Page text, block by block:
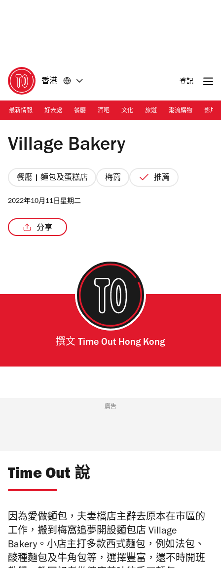
香港 登記
最新情報 好去處 餐廳 酒吧 文化 旅遊 潮流購物 影片
Photograph: Anthony
Village Bakery
餐廳 | 麵包及蛋糕店 梅窩 推薦
2022年10月11日星期二
分享
撰文 Time Out Hong Kong
廣告
Time Out 說
因為愛做麵包，夫妻檔店主辭去原本在市區的
工作，搬到梅窩追夢開設麵包店 Village
Bakery。小店主打多款西式麵包 ，例如法包、
酸種麵包及牛角包等，選擇豐富，還不時開班